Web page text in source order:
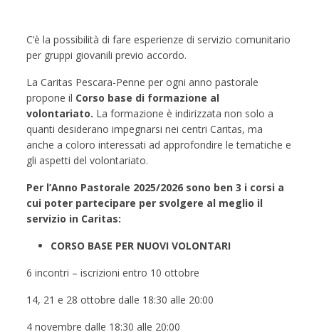
C’è la possibilità di fare esperienze di servizio comunitario
per gruppi giovanili previo accordo.
La Caritas Pescara-Penne per ogni anno pastorale
propone il Corso base di formazione al
volontariato. La formazione è indirizzata non solo a
quanti desiderano impegnarsi nei centri Caritas, ma
anche a coloro interessati ad approfondire le tematiche e
gli aspetti del volontariato.
Per l’Anno Pastorale 2025/2026 sono ben 3 i corsi a
cui poter partecipare per svolgere al meglio il
servizio in Caritas:
CORSO BASE PER NUOVI VOLONTARI
6 incontri – iscrizioni entro 10 ottobre
14, 21 e 28 ottobre dalle 18:30 alle 20:00
4 novembre dalle 18:30 alle 20:00